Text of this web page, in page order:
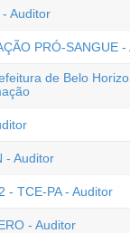
Auditor
PRÓ-SANGUE -
de Belo
- Auditor
- TCE-PA - Auditor
- Auditor